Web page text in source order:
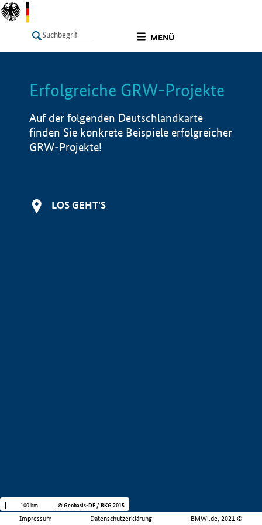
MENÜ
LISTE Info
Erfolgreiche GRW-Projekte
Auf der folgenden Deutschlandkarte
finden Sie konkrete Beispiele erfolgreicher
GRW-Projekte!
LOS GEHT'S
Impressum Datenschutzerklärung BMWi.de, 2021 ©
100 km © Geobasis-DE / BKG 2015